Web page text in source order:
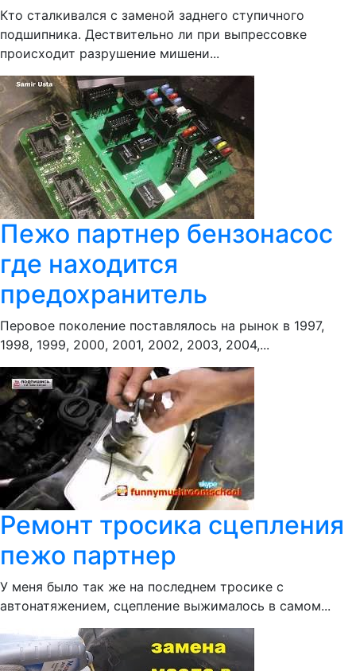
Кто сталкивался с заменой заднего ступичного
подшипника. Дествительно ли при выпрессовке
происходит разрушение мишени...
Пежо партнер бензонасос
где находится
предохранитель
Перовое поколение поставлялось на рынок в 1997,
1998, 1999, 2000, 2001, 2002, 2003, 2004,...
Ремонт тросика сцепления
пежо партнер
У меня было так же на последнем тросике с
автонатяжением, сцепление выжималось в самом...